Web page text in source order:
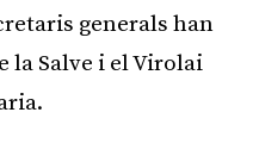
generals han
la Salve i el Virolai